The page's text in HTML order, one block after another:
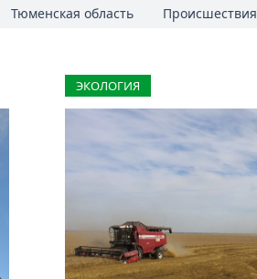
Тюменская область Происшествия
ЭКОЛОГИЯ